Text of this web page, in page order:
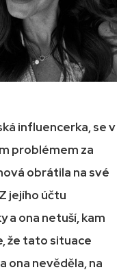
influencerka, se v
problémem za
obrátila na své
jejího účtu
a ona netuší, kam
že tato situace
ona nevěděla, na